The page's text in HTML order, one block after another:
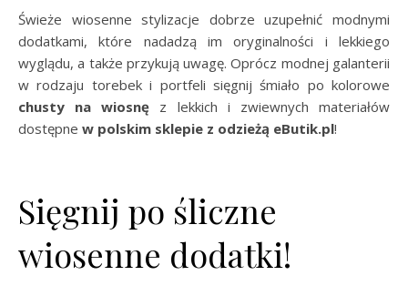
Świeże wiosenne stylizacje dobrze uzupełnić modnymi
dodatkami, które nadadzą im oryginalności i lekkiego
wyglądu, a także przykują uwagę. Oprócz modnej galanterii
w rodzaju torebek i portfeli sięgnij śmiało po kolorowe
chusty na wiosnę z lekkich i zwiewnych materiałów
dostępne w polskim sklepie z odzieżą eButik.pl!
Sięgnij po śliczne
wiosenne dodatki!